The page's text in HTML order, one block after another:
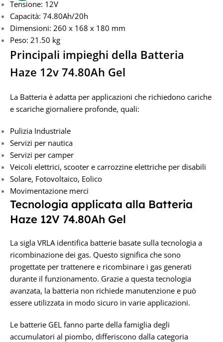
Tensione: 12V
Capacità: 74.80Ah/20h
Dimensioni: 260 x 168 x 180 mm
Peso: 21.50 kg
Principali impieghi della Batteria
Haze 12v 74.80Ah Gel
La Batteria è adatta per applicazioni che richiedono cariche
e scariche giornaliere profonde, quali:
Pulizia Industriale
Servizi per nautica
Servizi per camper
Veicoli elettrici, scooter e carrozzine elettriche per disabili
Solare, Fotovoltaico, Eolico
Movimentazione merci
Tecnologia applicata alla Batteria
Haze 12V 74.80Ah Gel
La sigla VRLA identifica batterie basate sulla tecnologia a
ricombinazione dei gas. Questo significa che sono
progettate per trattenere e ricombinare i gas generati
durante il funzionamento. Grazie a questa tecnologia
avanzata, la batteria non richiede manutenzione e può
essere utilizzata in modo sicuro in varie applicazioni.
Le batterie GEL fanno parte della famiglia degli
accumulatori al piombo, differiscono dalla categoria